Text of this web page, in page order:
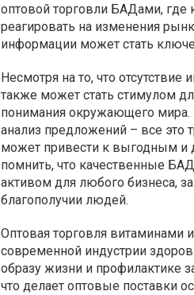
оптовой торговли БАДами, где
реагировать на изменения
информации может стать
Несмотря на то, что
также может стать стимулом
понимания окружающего
анализ предложений – все это
может привести к выгодным и
помнить, что качественные
активом для любого бизнеса,
благополучии людей.
Оптовая торговля
современной индустрии
образу жизни и профилактике
что делает оптовые поставки